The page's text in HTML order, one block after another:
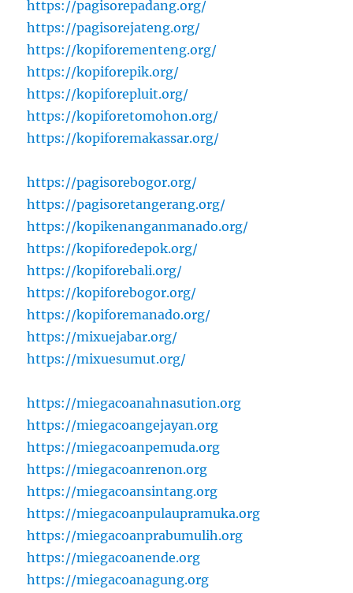
https://pagisorepadang.org/
https://pagisorejateng.org/
https://kopiforementeng.org/
https://kopiforepik.org/
https://kopiforepluit.org/
https://kopiforetomohon.org/
https://kopiforemakassar.org/
https://pagisorebogor.org/
https://pagisoretangerang.org/
https://kopikenanganmanado.org/
https://kopiforedepok.org/
https://kopiforebali.org/
https://kopiforebogor.org/
https://kopiforemanado.org/
https://mixuejabar.org/
https://mixuesumut.org/
https://miegacoanahnasution.org
https://miegacoangejayan.org
https://miegacoanpemuda.org
https://miegacoanrenon.org
https://miegacoansintang.org
https://miegacoanpulaupramuka.org
https://miegacoanprabumulih.org
https://miegacoanende.org
https://miegacoanagung.org